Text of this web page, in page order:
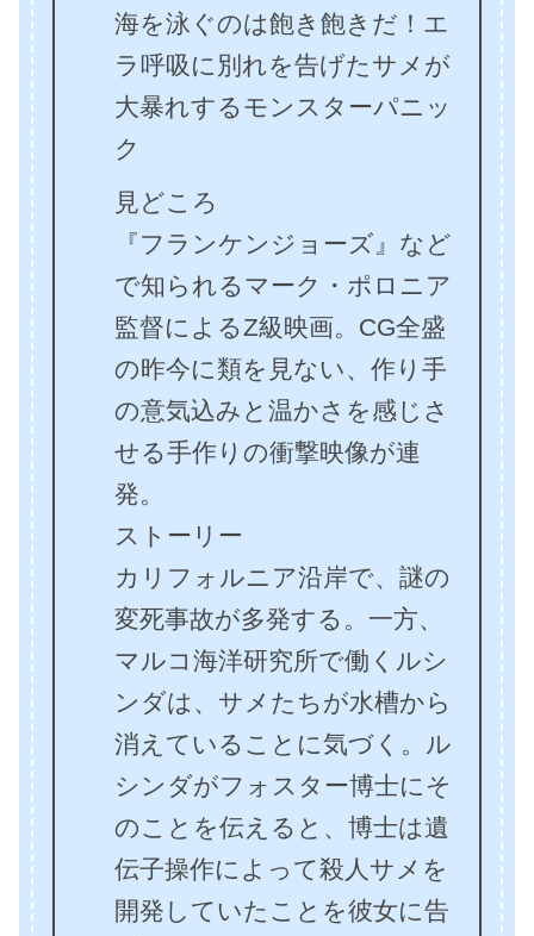
海を泳ぐのは飽き飽きだ！エ
ラ呼吸に別れを告げたサメが
大暴れするモンスターパニッ
ク
見どころ
『フランケンジョーズ』など
で知られるマーク・ポロニア
監督によるZ級映画。CG全盛
の昨今に類を見ない、作り手
の意気込みと温かさを感じさ
せる手作りの衝撃映像が連
発。
ストーリー
カリフォルニア沿岸で、謎の
変死事故が多発する。一方、
マルコ海洋研究所で働くルシ
ンダは、サメたちが水槽から
消えていることに気づく。ル
シンダがフォスター博士にそ
のことを伝えると、博士は遺
伝子操作によって殺人サメを
開発していたことを彼女に告